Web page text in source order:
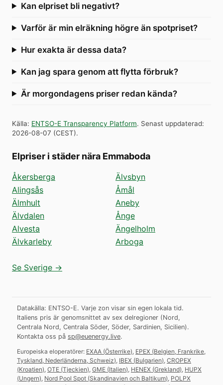
Kan elpriset bli negativt?
Varför är min elräkning högre än spotpriset?
Hur exakta är dessa data?
Kan jag spara genom att flytta förbruk?
Är morgondagens priser redan kända?
Källa: ENTSO-E Transparency Platform. Senast uppdaterad:
2026-08-07 (CEST).
Elpriser i städer nära Emmaboda
Åkersberga
Alingsås
Älmhult
Älvdalen
Alvesta
Älvkarleby
Älvsbyn
Åmål
Aneby
Ånge
Ängelholm
Arboga
Se Sverige →
Datakälla: ENTSO-E. Varje zon visar sin egen lokala tid.
Italiens pris är genomsnittet av sex delregioner (Nord,
Centrala Nord, Centrala Söder, Söder, Sardinien, Sicilien).
Kontakta oss på sp@euenergy.live.
Europeiska eloperatörer: EXAA (Österrike) EPEX (Belgien, Frankrike,
Tyskland, Nederländerna, Schweiz) IBEX (Bulgarien) CROPEX
(Kroatien) OTE (Tjeckien) GME (Italien) HENEX (Grekland) HUPX
(Ungern) Nord Pool Spot (Skandinavien och Baltikum) POLPX